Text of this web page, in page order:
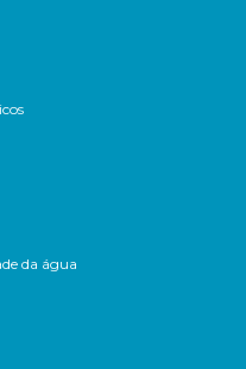
da água